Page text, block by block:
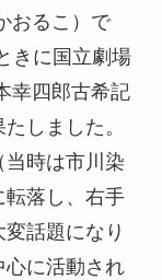
おるこ）で
きに国立劇場
幸四郎古希記
しました。
当時は市川染
転落し、右手
話題になり
心に活動され